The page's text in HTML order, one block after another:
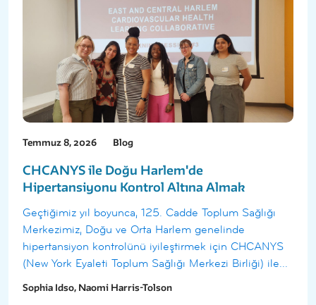
Temmuz 8, 2026 Blog
CHCANYS ile Doğu Harlem'de
Hipertansiyonu Kontrol Altına Almak
Geçtiğimiz yıl boyunca, 125. Cadde Toplum Sağlığı
Merkezimiz, Doğu ve Orta Harlem genelinde
hipertansiyon kontrolünü iyileştirmek için CHCANYS
(New York Eyaleti Toplum Sağlığı Merkezi Birliği) ile...
Sophia Idso, Naomi Harris-Tolson